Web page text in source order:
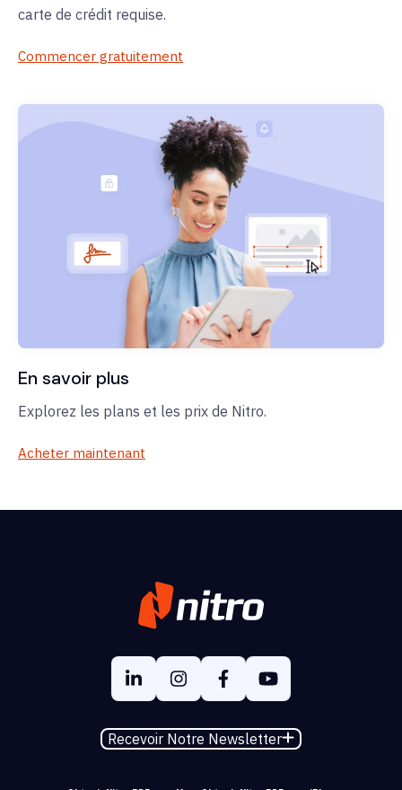
carte de crédit requise.
Commencer gratuitement
En savoir plus
Explorez les plans et les prix de Nitro.
Acheter maintenant
Recevoir Notre Newsletter